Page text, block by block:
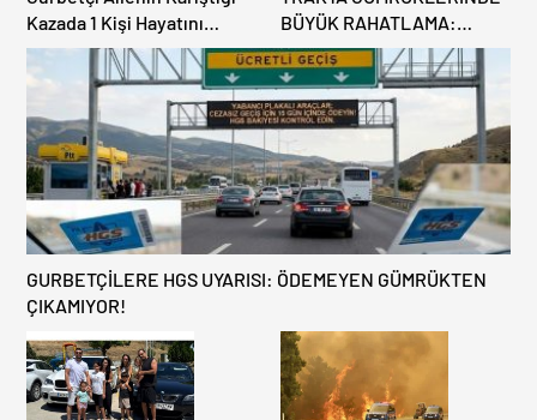
Kazada 1 Kişi Hayatını
Kaybederken, 7 kişi
Yaralandı.
BÜYÜK RAHATLAMA:
DEREKÖY HAFİF TİCARİ
ARAÇLARA AÇILIYOR!
GURBETÇİLERE HGS UYARISI: ÖDEMEYEN GÜMRÜKTEN
ÇIKAMIYOR!